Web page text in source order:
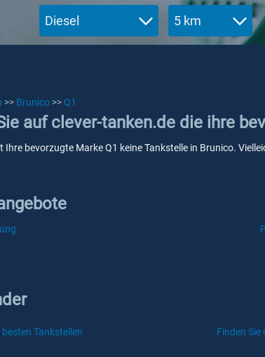
Diesel 5 km
>> Brunico >> Q1
auf clever-tanken.de die ihre
Ihre bevorzugte Marke Q1 keine Tankstelle in Brunico.
besten Tankstellen Finden